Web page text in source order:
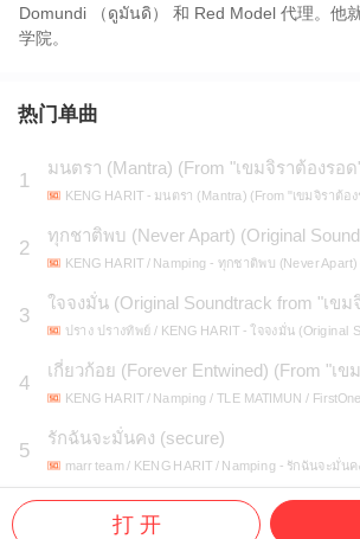
Domundi （ดูมันดิ） 和 Red Model 代理。他
学院。
热门单曲
1
มนตรา (Mantra) (From "เขมจิราต้องรอด
KENG HARIT- มนตรา (Mantra) (From "เขมจิราต้อง
2
KENG HARIT / Namping - ทุกชาติพบ (Never Apart) (Original Soundtrack
3
ใจจงมั่น (Original Soundtrack from "เข
ปราง ปรางทิพย์ / KENG HARIT- ใจจงมั่น (Original Soundtrack from
4
เกี่ยวก้อย (Forever Entwined) (From "เข
KENG HARIT / Namping / TLE MATIMUN / FirstOne
5
รักฉันจะมั่นคง (secure)
marr team / KENG HARIT / Namping - รักฉันจะมั่นค
打 开